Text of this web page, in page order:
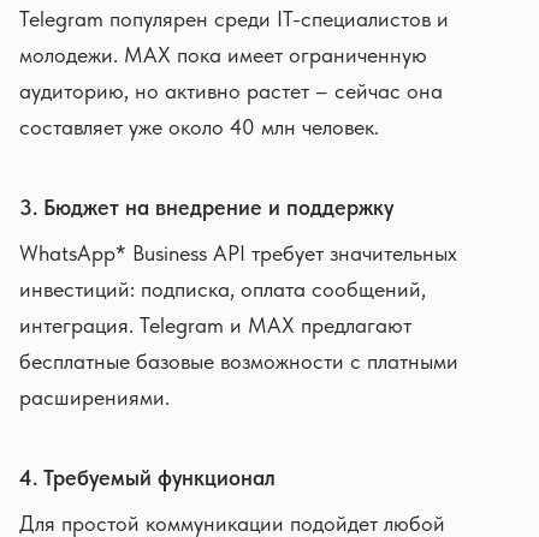
Telegram популярен среди IT-специалистов и
молодежи. MAX пока имеет ограниченную
аудиторию, но активно растет – сейчас она
составляет уже около 40 млн человек.
3. Бюджет на внедрение и поддержку
WhatsApp* Business API требует значительных
инвестиций: подписка, оплата сообщений,
интеграция. Telegram и MAX предлагают
бесплатные базовые возможности с платными
расширениями.
4. Требуемый функционал
Для простой коммуникации подойдет любой